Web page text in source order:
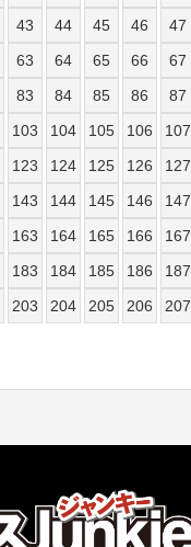
43 44 45 46 47
63 64 65 66 67
83 84 85 86 87
103 104 105 106 107
123 124 125 126 127
143 144 145 146 147
163 164 165 166 167
183 184 185 186 187
203 204 205 206 207